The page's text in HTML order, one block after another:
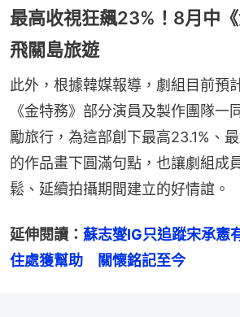
最高收視狂飆23%！8月中
飛關島旅遊
此外，根據韓媒報導，劇組目前預
《金特務》部分演員及製作團隊一
勵旅行，為這部創下最高23.1%、
的作品畫下圓滿句點，也讓劇組成
鬆、延續拍攝期間建立的好情誼。
延伸閱讀： 蘇志燮IG只追蹤宋承憲
住處獲幫助　關懷銘記至今